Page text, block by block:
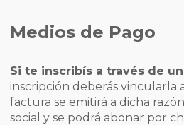
Medios de Pago
Si te inscribís a través de
inscripción deberás vincularla
factura se emitirá a dicha razón
social y se podrá abonar por